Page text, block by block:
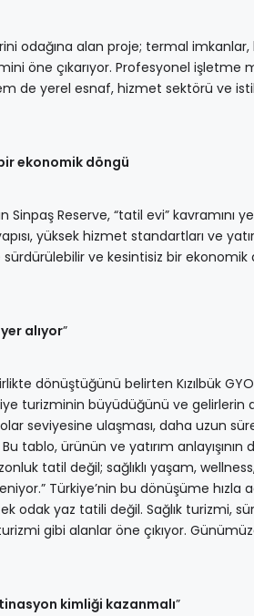
odağına alan proje; termal imkanlar,
öne çıkarıyor. Profesyonel
de yerel esnaf, hizmet sektörü ve
ekonomik döngü
Reserve, “tatil evi” kavramını
yüksek hizmet standartları ve
ve kesintisiz bir
alıyor”
dönüştüğünü belirten Kızılbük
turizminin büyüdüğünü ve gelirlerin
seviyesine ulaşması, daha uzun
tablo, ürünün ve yatırım
tatil değil; sağlıklı yaşam,
Türkiye’nin bu dönüşüme hızla
odak yaz tatili değil. Sağlık turizmi,
gibi alanlar öne çıkıyor.
kimliği kazanmalı”